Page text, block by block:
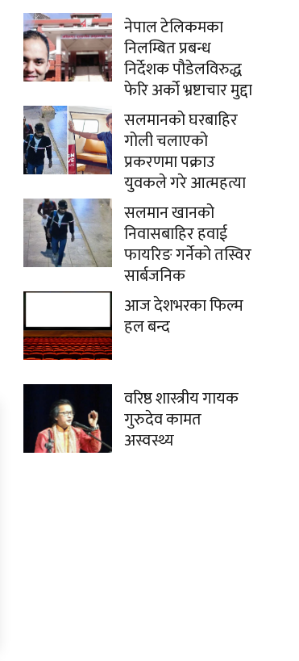
नेपाल टेलिकमका
निलम्बित प्रबन्ध
निर्देशक पौडेलविरुद्ध
फेरि अर्को भ्रष्टाचार मुद्दा
सलमानको घरबाहिर
गोली चलाएको
प्रकरणमा पक्राउ
युवकले गरे आत्महत्या
सलमान खानको
निवासबाहिर हवाई
फायरिङ गर्नेको तस्विर
सार्बजनिक
आज देशभरका फिल्म
हल बन्द
वरिष्ठ शास्त्रीय गायक
गुरुदेव कामत
अस्वस्थ्य